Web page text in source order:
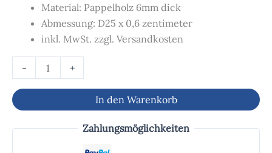
Material: Pappelholz 6mm dick
Abmessung: D25 x 0,6 zentimeter
inkl. MwSt. zzgl. Versandkosten
- +
In den Warenkorb
Zahlungsmöglichkeiten